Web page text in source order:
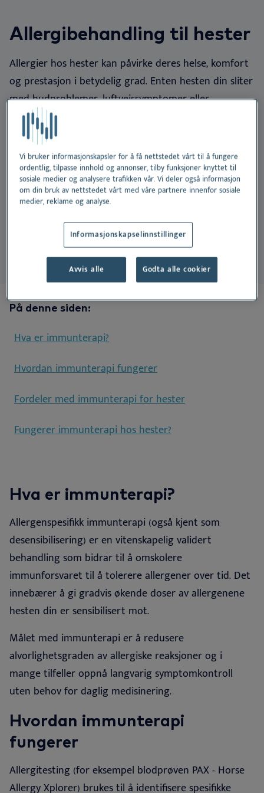
Dansk
Deutsch
English
Español
Français
Nederlands
Svenska
Allergibehandling til hester
Allergier hos hester kan påvirke deres helse, komfort
og prestasjon i betydelig grad. Enten hesten din sliter
med hudproblemer, luftveissymptomer eller
reaksjoner på insektbitt, er langsiktig behandling
avgjørende for hestens velvære
Selv om antihistaminer og kortikosteroider kan gi
midlertidig lindring, tar de ikke tak i den
underliggende årsaken. For hester med bekreftet
behandlingen som angriper allergien ved kilden
På denne siden:
Hva er immunterapi?
Hvordan immunterapi fungerer
Fordeler med immunterapi for hester
Fungerer immunterapi hos hester?
Hva er immunterapi?
Allergenspesifikk immunterapi (også kjent som
desensibilisering) er en vitenskapelig validert
behandling som bidrar til å omskolere
immunforsvaret til å tolerere allergener over tid. Det
innebærer å gi gradvis økende doser av allergenene
hesten din er sensibilisert mot.
Målet med immunterapi er å redusere
alvorlighetsgraden av allergiske reaksjoner og i
mange tilfeller oppnå langvarig symptomkontroll
uten behov for daglig medisinering.
Hvordan immunterapi
fungerer
Allergitesting (for eksempel blodprøven PAX - Horse
Allergy Xplorer) brukes til å identifisere spesifikke
Vi bruker informasjonskapsler for å få nettstedet vårt til å fungere
ordentlig, tilpasse innhold og annonser, tilby funksjoner knyttet til
sosiale medier og analysere trafikken vår. Vi deler også informasjon
om din bruk av nettstedet vårt med våre partnere innenfor sosiale
medier, reklame og analyse.
Informasjonskapselinnstillinger
Avvis alle Godta alle cookier